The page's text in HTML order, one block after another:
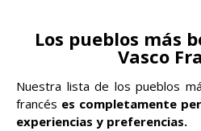
Los pueblos más
Vasco
Nuestra lista de los pueblos
francés es completamente
experiencias y preferencias.